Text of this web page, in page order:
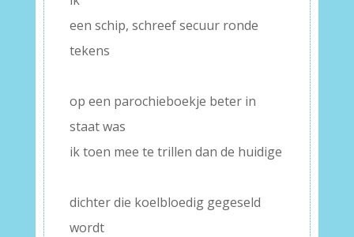
een schip, schreef secuur ronde
tekens
op een parochieboekje beter in
staat was
ik toen mee te trillen dan de huidige
dichter die koelbloedig gegeseld
wordt